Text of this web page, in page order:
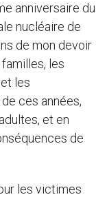
anniversaire du
nucléaire de
de mon devoir
les
les
ces années,
et en
de
les victimes